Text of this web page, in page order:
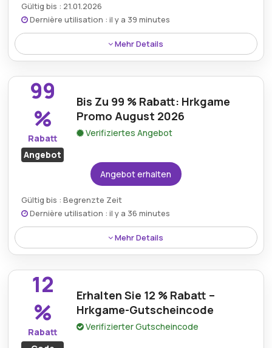
Gültig bis : 21.01.2026
Dernière utilisation : il y a 39 minutes
Mehr Details
Sparen Sie mit dem 12 %-Rabattcode auf
Hrkgame.com bei einer Vielzahl digitaler Spiele. So
erhalten Sie Ihre Lieblingstitel günstiger und noch
mehr Spielerlebnisse.
99
%
Rabatt
Angebot
Bis Zu 99 % Rabatt: Hrkgame
Promo August 2026
Verifiziertes Angebot
Angebot erhalten
Gültig bis : Begrenzte Zeit
Dernière utilisation : il y a 36 minutes
Mehr Details
Bis zu 99 % Rabatt auf ausgewählte Artikel bei
Hrkgame. Profitieren Sie von massiven Rabatten auf
eine große Auswahl an Spielen – von Indie-Hits bis
hin zu Blockbustern – und genießen Sie Gaming noch
günstiger.
12
%
Rabatt
Erhalten Sie 12 % Rabatt –
Hrkgame-Gutscheincode
Verifizierter Gutscheincode